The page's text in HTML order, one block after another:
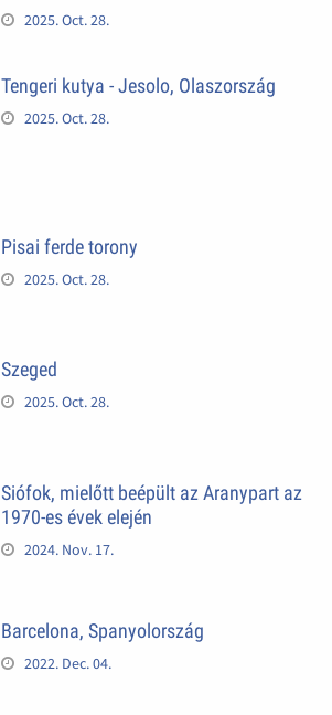
2025. Oct. 28.
Tengeri kutya - Jesolo, Olaszország
2025. Oct. 28.
Pisai ferde torony
2025. Oct. 28.
Szeged
2025. Oct. 28.
Siófok, mielőtt beépült az Aranypart az
1970-es évek elején
2024. Nov. 17.
Barcelona, Spanyolország
2022. Dec. 04.